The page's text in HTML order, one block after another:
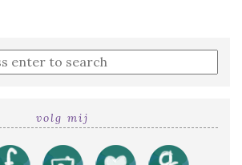
volg mij